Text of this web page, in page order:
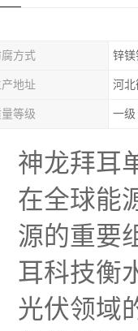
腐方式 锌镁
产地址 河北
量等级 一级
神龙拜耳
在全球能
源的重要
耳科技衡
光伏领域